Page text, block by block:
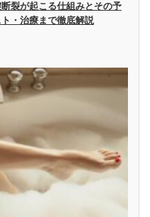
裂が起こる仕組みとその予
・治療まで徹底解説